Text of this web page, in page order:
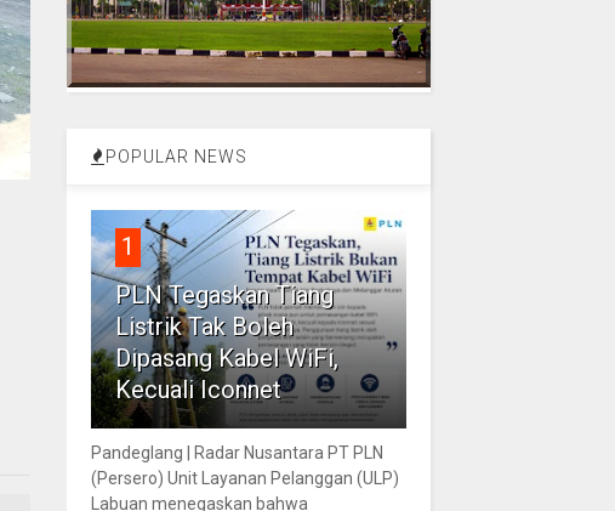
POPULAR NEWS
1
PLN Tegaskan Tiang
Listrik Tak Boleh
Dipasang Kabel WiFi,
Kecuali Iconnet
Pandeglang | Radar Nusantara PT PLN
(Persero) Unit Layanan Pelanggan (ULP)
Labuan menegaskan bahwa